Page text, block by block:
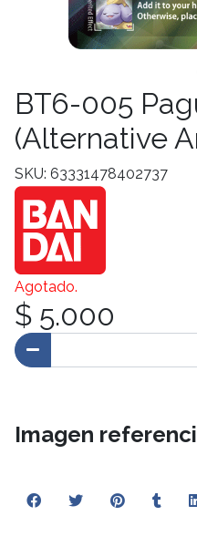
BT6-005
(Alternative
SKU: 63331478402737
Agotado.
$ 5.000
Imagen